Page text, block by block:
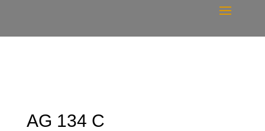
AG 134 C